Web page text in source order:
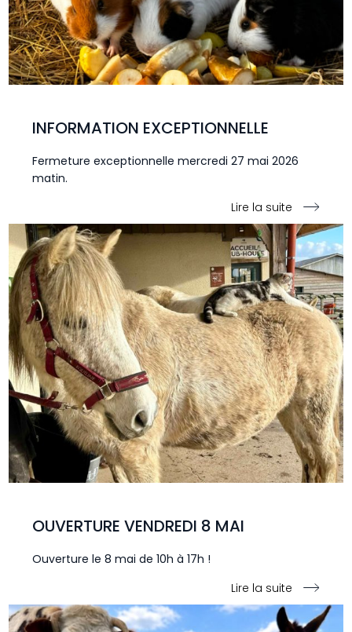
INFORMATION EXCEPTIONNELLE
Fermeture exceptionnelle mercredi 27 mai 2026
matin.
Lire la suite
OUVERTURE VENDREDI 8 MAI
Ouverture le 8 mai de 10h à 17h !
Lire la suite